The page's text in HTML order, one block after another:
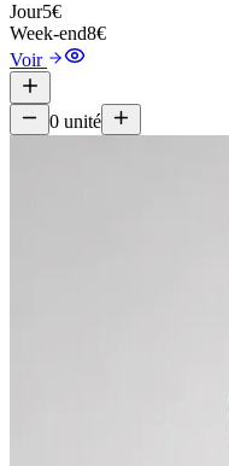
Jour5€
Week-end8€
Voir
0 unité